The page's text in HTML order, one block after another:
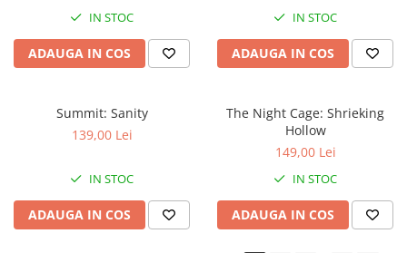
IN STOC
ADAUGA IN COS
IN STOC
ADAUGA IN COS
Summit: Sanity
139,00 Lei
IN STOC
ADAUGA IN COS
The Night Cage: Shrieking
Hollow
149,00 Lei
IN STOC
ADAUGA IN COS